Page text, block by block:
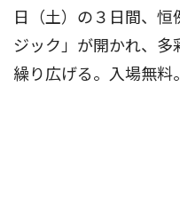
日（土）の３日間、
ジック」が開かれ、多
繰り広げる。入場無料。